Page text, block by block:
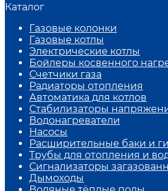
Каталог
Газовые колонки
Газовые котлы
Электрические котлы
Бойлеры косвенного
Счетчики газа
Радиаторы отопления
Автоматика для котлов
Стабилизаторы
Водонагреватели
Насосы
Расширительные баки и
Трубы для отопления и
Сигнализаторы
Дымоходы